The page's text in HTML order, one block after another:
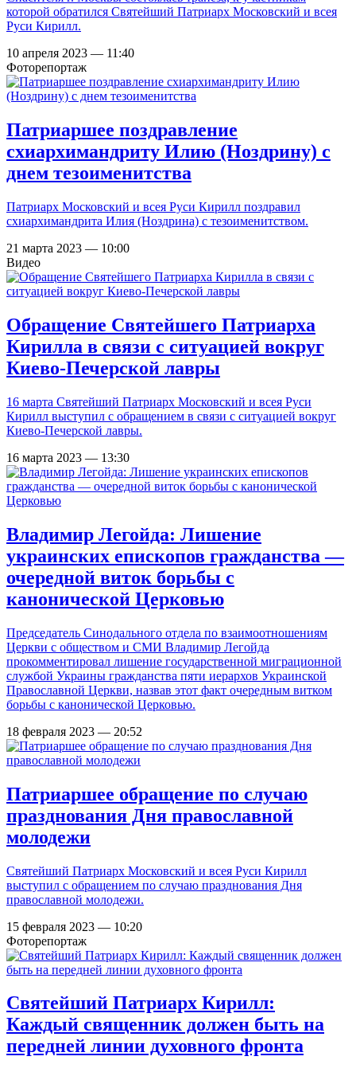
которой обратился Святейший Патриарх Московский и всея
Руси Кирилл.
10 апреля 2023 — 11:40
Фоторепортаж
Патриаршее поздравление
схиархимандриту Илию (Ноздрину) с
днем тезоименитства
Патриарх Московский и всея Руси Кирилл поздравил
схиархимандрита Илия (Ноздрина) с тезоименитством.
21 марта 2023 — 10:00
Видео
Обращение Святейшего Патриарха
Кирилла в связи с ситуацией вокруг
Киево-Печерской лавры
16 марта Святейший Патриарх Московский и всея Руси
Кирилл выступил с обращением в связи с ситуацией вокруг
Киево-Печерской лавры.
16 марта 2023 — 13:30
Владимир Легойда: Лишение
украинских епископов гражданства —
очередной виток борьбы с
канонической Церковью
Председатель Синодального отдела по взаимоотношениям
Церкви с обществом и СМИ Владимир Легойда
прокомментировал лишение государственной миграционной
службой Украины гражданства пяти иерархов Украинской
Православной Церкви, назвав этот факт очередным витком
борьбы с канонической Церковью.
18 февраля 2023 — 20:52
Патриаршее обращение по случаю
празднования Дня православной
молодежи
Святейший Патриарх Московский и всея Руси Кирилл
выступил с обращением по случаю празднования Дня
православной молодежи.
15 февраля 2023 — 10:20
Фоторепортаж
Святейший Патриарх Кирилл:
Каждый священник должен быть на
передней линии духовного фронта